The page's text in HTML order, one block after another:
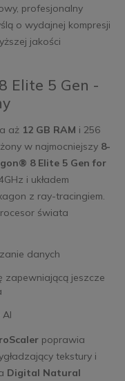
profesjonalny
o wydajnej kompresji
jakości
Elite 5 Gen -
aż 12 GB RAM i 256
w najmocniejszy 8-
8 Elite 5 Gen for
i układem
z ray-tracingiem.
świata
danych
zapewniającą jeszcze
poprawia
tekstury i
Digital Natural